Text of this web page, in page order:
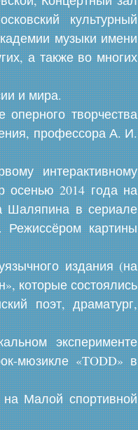
культурный
музыки имени
а также во многих
и мира.
творчества
профессора А. И.
интерактивному
осенью 2014 года на
Шаляпина в сериале
картины
издания (на
которые состоялись
поэт, драматург,
эксперименте
мюзикле «TODD» в
Малой спортивной